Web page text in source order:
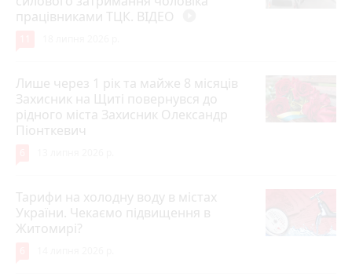
працівниками ТЦК. ВІДЕО
Лише через 1 рік та майже 8 місяців
Захисник на Щиті повернувся до
рідного міста Захисник Олександр
Піонткевич
Тарифи на холодну воду в містах
України. Чекаємо підвищення в
Житомирі?